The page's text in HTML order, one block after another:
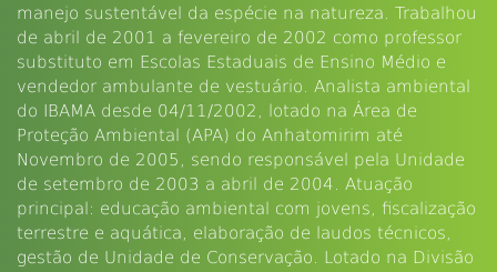
manejo sustentável da espécie na natureza. Trabalhou
de abril de 2001 a fevereiro de 2002 como professor
substituto em Escolas Estaduais de Ensino Médio e
vendedor ambulante de vestuário. Analista ambiental
do IBAMA desde 04/11/2002, lotado na Área de
Proteção Ambiental (APA) do Anhatomirim até
Novembro de 2005, sendo responsável pela Unidade
de setembro de 2003 a abril de 2004. Atuação
principal: educação ambiental com jovens, fiscalização
terrestre e aquática, elaboração de laudos técnicos,
gestão de Unidade de Conservação. Lotado na Divisão